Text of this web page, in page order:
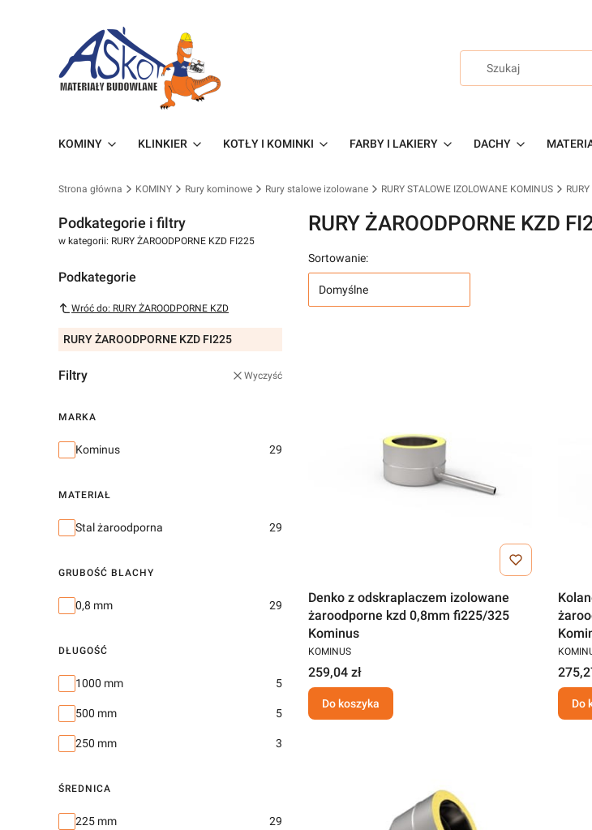
KOMINY KLINKIER KOTŁY I KOMINKI FARBY I LAKIERY DACHY
Strona główna KOMINY Rury kominowe Rury stalowe izolowane RURY STALOWE IZOLOWANE KOMINUS
Podkategorie i filtry
w kategorii: RURY ŻAROODPORNE KZD FI225
Podkategorie
Wróć do: RURY ŻAROODPORNE KZD
RURY ŻAROODPORNE KZD FI225
Filtry Wyczyść
MARKA
MarkaKominus 29
MATERIAŁ
Materiał
Stal żaroodporna 29
GRUBOŚĆ BLACHY
Grubość Blachy
0,8 mm 29
DŁUGOŚĆ
Długość
1000 mm 5
500 mm 5
250 mm 3
ŚREDNICA
Średnica
225 mm 29
RURY ŻAROODPORNE KZD
Sortowanie:
Domyślne
Denko z odskraplaczem izolowane
żaroodporne kzd 0,8mm fi225/325
Kominus
KOMINUS
259,04 zł
Do koszyka Do